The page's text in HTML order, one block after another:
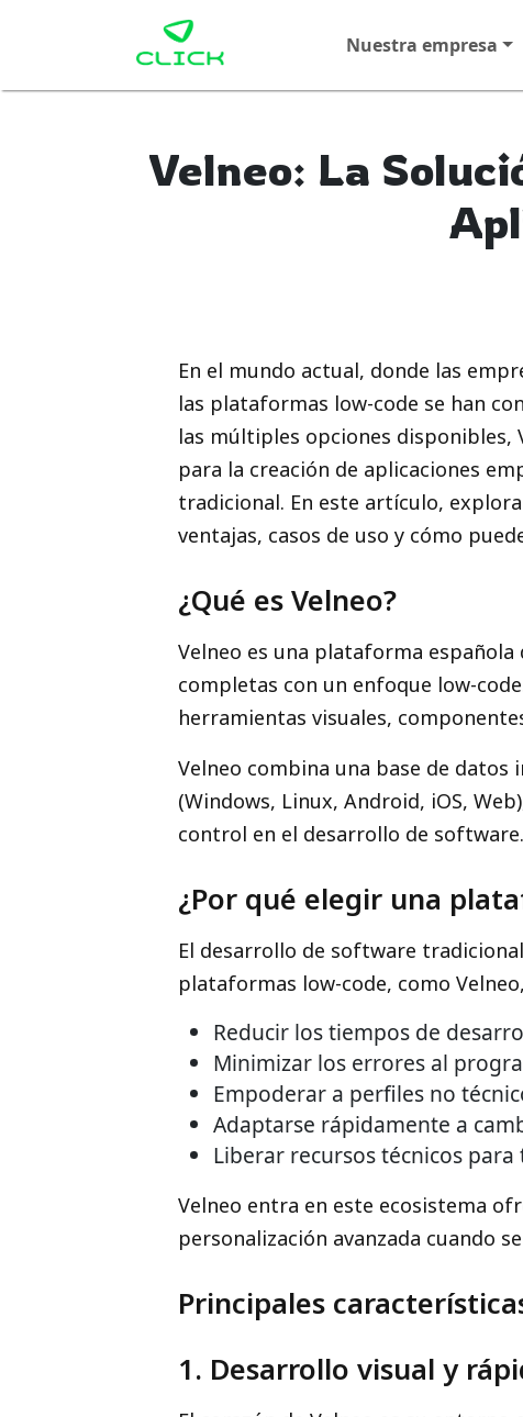
Nuestra empresa
Velneo: La
En el mundo actual, donde las
las plataformas low-code se han
las múltiples opciones disponibles,
para la creación de aplicaciones
tradicional. En este artículo,
ventajas, casos de uso y cómo
¿Qué es Velneo?
Velneo es una plataforma
completas con un enfoque low-
herramientas visuales,
Velneo combina una base de
(Windows, Linux, Android, iOS,
control en el desarrollo de software.
¿Por qué elegir una
El desarrollo de software
plataformas low-code, como
Reducir los tiempos de
Minimizar los errores al
Empoderar a perfiles no
Adaptarse rápidamente a
Liberar recursos técnicos
Velneo entra en este ecosistema
personalización avanzada cuando
Principales
1. Desarrollo visual y